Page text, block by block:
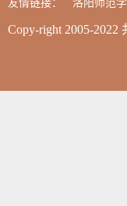
友情链接： 洛阳师范
Copy-right 2005-